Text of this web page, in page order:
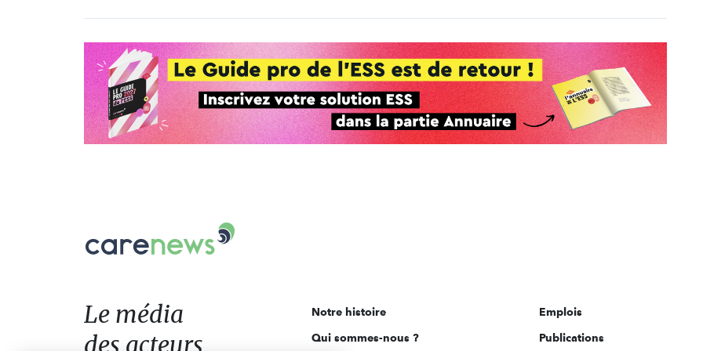
Le
acteurs
de
l'engagement
Le média
des acteurs
Notre histoire
Qui sommes-nous ?
Emplois
Publications